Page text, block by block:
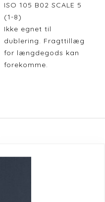
ISO 105 B02 SCALE 5
(1-8)
Ikke egnet til
dublering. Fragttillæg
for længdegods kan
forekomme.